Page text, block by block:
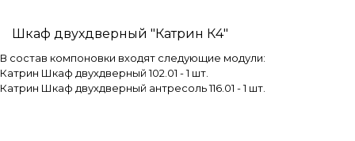
Шкаф двухдверный "Катрин К4"
В состав компоновки входят следующие модули:
Катрин Шкаф двухдверный 102.01 - 1 шт.
Катрин Шкаф двухдверный антресоль 116.01 - 1 шт.